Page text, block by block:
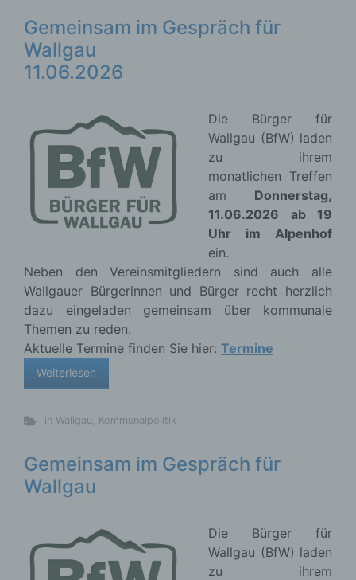
Gemeinsam im Gespräch für
Wallgau
11.06.2026
Die Bürger für
Wallgau (BfW) laden
zu ihrem
monatlichen Treffen
am Donnerstag,
11.06.2026 ab 19
Uhr im Alpenhof
ein.
Neben den Vereinsmitgliedern sind auch alle
Wallgauer Bürgerinnen und Bürger recht herzlich
dazu eingeladen gemeinsam über kommunale
Themen zu reden.
Aktuelle Termine finden Sie hier: Termine
Weiterlesen
in Wallgau, Kommunalpolitik
Gemeinsam im Gespräch für
Wallgau
Die Bürger für
Wallgau (BfW) laden
zu ihrem